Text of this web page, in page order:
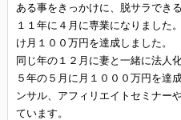
ある事をきっかけに、脱サラでき
１１年に４月に専業になりました
け月１００万円を達成しました。
同じ年の１２月に妻と一緒に法人
５年の５月に月１０００万円を達
ンサル、アフィリエイトセミナー
ています。